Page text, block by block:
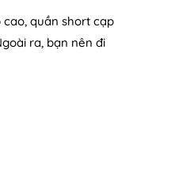
quần short cạp
ra, bạn nên đi